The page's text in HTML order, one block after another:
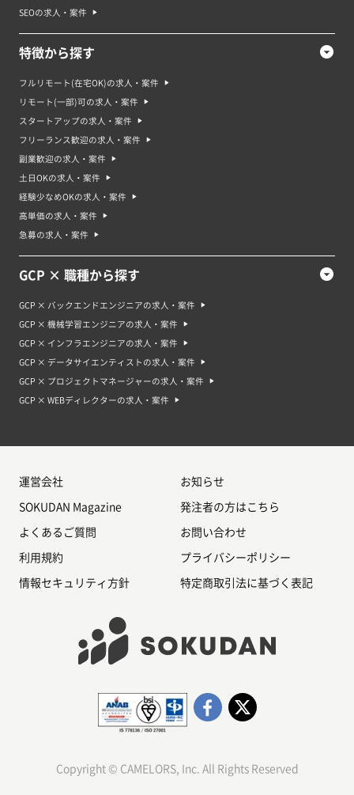
SEOの求人・案件
特徴から探す
フルリモート(在宅OK)の求人・案件
リモート(一部)可の求人・案件
スタートアップの求人・案件
フリーランス歓迎の求人・案件
副業歓迎の求人・案件
土日OKの求人・案件
経験少なめOKの求人・案件
高単価の求人・案件
急募の求人・案件
GCP × 職種から探す
GCP × バックエンドエンジニアの求人・案件
GCP × 機械学習エンジニアの求人・案件
GCP × インフラエンジニアの求人・案件
GCP × データサイエンティストの求人・案件
GCP × プロジェクトマネージャーの求人・案件
GCP × WEBディレクターの求人・案件
運営会社 お知らせ
SOKUDAN Magazine 発注者の方はこちら
よくあるご質問 お問い合わせ
利用規約 プライバシーポリシー
情報セキュリティ方針 特定商取引法に基づく表記
Copyright © CAMELORS, Inc. All Rights Reserved